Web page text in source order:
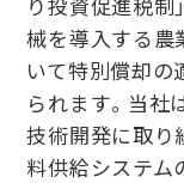
械を導入する農
いて特別償却の
られます。当社
技術開発に取り
料供給システム